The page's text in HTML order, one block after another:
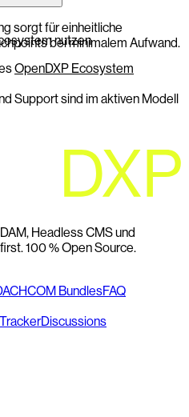
sorgt für einheitliche
bei minimalem Aufwand.
nutzen
OpenDXP Ecosystem
Support sind im aktiven Modell
Headless CMS und
100 % Open Source.
BundlesFAQ
Discussions